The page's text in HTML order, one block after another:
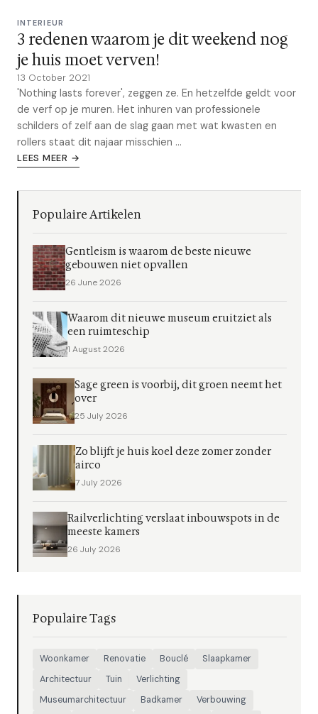
INTERIEUR
3 redenen waarom je dit weekend nog
je huis moet verven!
13 October 2021
'Nothing lasts forever', zeggen ze. En hetzelfde geldt voor
de verf op je muren. Het inhuren van professionele
schilders of zelf aan de slag gaan met wat kwasten en
rollers staat dit najaar misschien ...
LEES MEER →
Populaire Artikelen
Gentleism is waarom de beste nieuwe
gebouwen niet opvallen
26 June 2026
Waarom dit nieuwe museum eruitziet als
een ruimteschip
1 August 2026
Sage green is voorbij, dit groen neemt het
over
25 July 2026
Zo blijft je huis koel deze zomer zonder
airco
7 July 2026
Railverlichting verslaat inbouwspots in de
meeste kamers
26 July 2026
Populaire Tags
Woonkamer Renovatie Bouclé
Slaapkamer
Architectuur
Tuin
Verlichting
Museumarchitectuur
Badkamer
Verbouwing